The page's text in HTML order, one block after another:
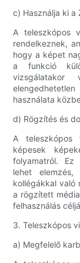
c) Használja ki a
A teleszkópos
rendelkeznek,
hogy a képet
a funkció
vizsgálatakor
használata
d) Rögzítés és
A teleszkópos
képesek
folyamatról. Ez
lehet elemzés,
kollégákkal való
a rögzített
felhasználás
3. Teleszkópos
a) Megfelelő